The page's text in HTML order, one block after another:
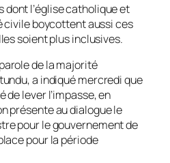
l’église catholique et
civile boycottent aussi ces
soient plus inclusives.
de la majorité
a indiqué mercredi que
lever l’impasse, en
présente au dialogue le
pour le gouvernement de
pour la période